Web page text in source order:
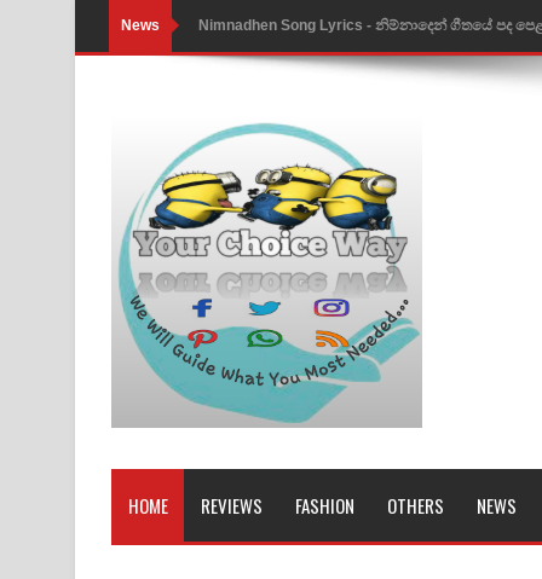
News Nimnadhen Song Lyrics - නිම්නාදෙන් ගීතයේ පද
Obamai Mage Adare Song Lyrics - ඔබමයි මගේ
Pansal Gihin Song Lyrics - පන්සල් ගිහිං ගීතයේ පද
Ankeliya Song Lyrics - අංකෙළිය ගීතයේ පද පෙළ
DEAR GOD Song Lyrics - ඩියර් ගෝඩ් ගීතයේ පද පෙළ
MANAMALA KATHA Song Lyrics - මනමාල කතා
Dai Dai Lyrics - Shakira, Burna Boy | 2026
Lassana Amma Song Lyrics - ලස්සන අම්මා ගීතයේ
Gemak Deela Song Lyrics - ගේමක් දීලා ගීතයේ පද
HOME REVIEWS FASHION OTHERS NEWS